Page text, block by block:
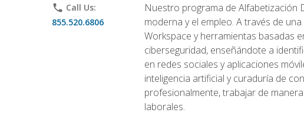
phone Call Us:
855.520.6806
Nuestro programa de Alfabetización
moderna y el empleo. A través de
Workspace y herramientas basadas
ciberseguridad, enseñándote a
en redes sociales y aplicaciones
inteligencia artificial y curaduría de
profesionalmente, trabajar de
laborales.